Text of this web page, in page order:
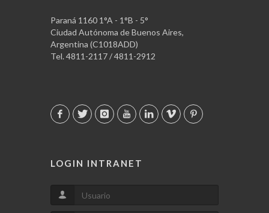
Paraná 1160 1°A - 1°B - 5°
Ciudad Autónoma de Buenos Aires,
Argentina (C1018ADD)
Tel. 4811-2117 / 4811-2912
LOGIN INTRANET